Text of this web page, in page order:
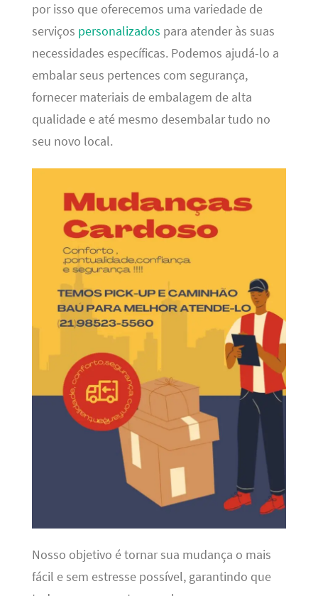
por isso que oferecemos uma variedade de
serviços personalizados para atender às suas
necessidades específicas. Podemos ajudá-lo a
embalar seus pertences com segurança,
fornecer materiais de embalagem de alta
qualidade e até mesmo desembalar tudo no
seu novo local.
Nosso objetivo é tornar sua mudança o mais
fácil e sem estresse possível, garantindo que